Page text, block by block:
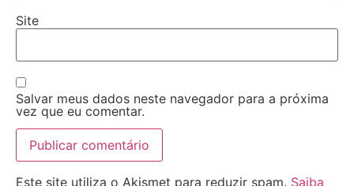
Site
Salvar meus dados neste navegador para a próxima
vez que eu comentar.
Este site utiliza o Akismet para reduzir spam. Saiba